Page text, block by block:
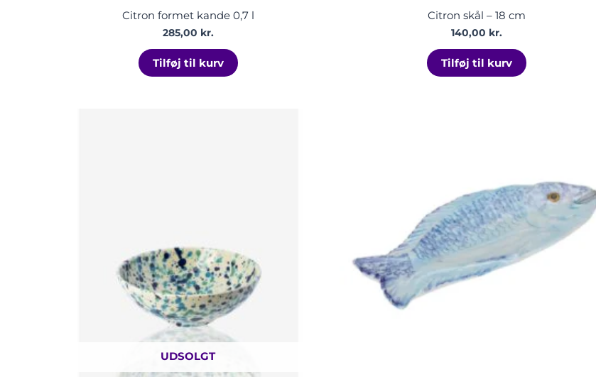
Citron formet kande 0,7 l
285,00 kr.
Tilføj til kurv
Citron skål – 18 cm
140,00 kr.
Tilføj til kurv
UDSOLGT